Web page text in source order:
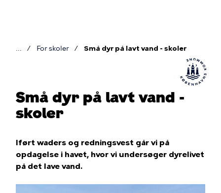
For skoler Små dyr på lavt vand - skoler
Små dyr på lavt vand -
skoler
Iført waders og redningsvest går vi på
opdagelse i havet, hvor vi undersøger dyrelivet
på det lave vand.